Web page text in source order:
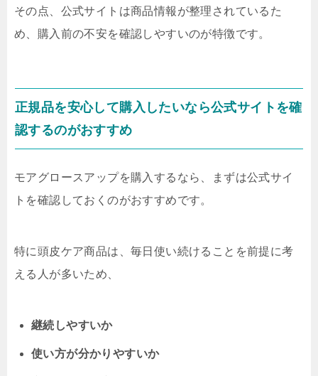
その点、公式サイトは商品情報が整理されているた
め、購入前の不安を確認しやすいのが特徴です。
正規品を安心して購入したいなら公式サイトを確
認するのがおすすめ
モアグロースアップを購入するなら、まずは公式サイ
トを確認しておくのがおすすめです。
特に頭皮ケア商品は、毎日使い続けることを前提に考
える人が多いため、
継続しやすいか
使い方が分かりやすいか